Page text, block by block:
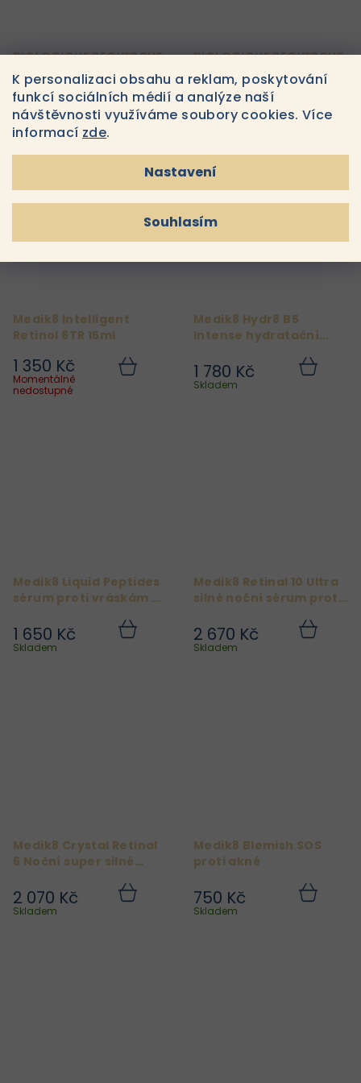
K personalizaci obsahu a reklam, poskytování
funkcí sociálních médií a analýze naší
návštěvnosti využíváme soubory cookies. Více
informací zde.
Nastavení
Souhlasím
BIOLOGIQUE RECHERCHE
SÉRUM COLLAGÈNE
ORIGINEL 30 ML
3 890 Kč
Skladem
Do
košíku
BIOLOGIQUE RECHERCHE
SÉRUM EXTRAITS
TISSULAIRES 30 ML
2 250 Kč
Skladem
Do
košíku
Medik8 Intelligent
Retinol 6TR 15ml
1 350 Kč
Momentálně
nedostupné
Medik8 Hydr8 B5
Intense hydratační
1 780 Kč
Skladem
Medik8 Liquid Peptides
sérum proti vráskám 30
1 650 Kč
Skladem
Medik8 Retinal 10 Ultra
silné noční sérum proti
2 670 Kč
Skladem
Medik8 Crystal Retinal
6 Noční super silné
ml
2 070 Kč
Skladem
Medik8 Blemish SOS
proti akné
750 Kč
Skladem